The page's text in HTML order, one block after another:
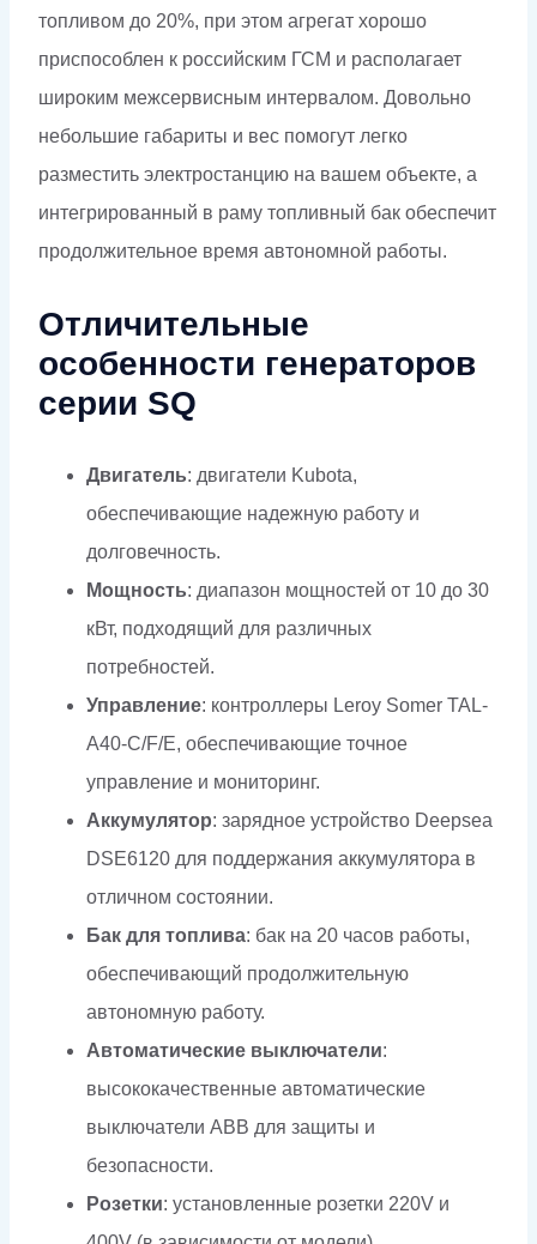
топливом до 20%, при этом агрегат хорошо
приспособлен к российским ГСМ и располагает
широким межсервисным интервалом. Довольно
небольшие габариты и вес помогут легко
разместить электростанцию на вашем объекте, а
интегрированный в раму топливный бак обеспечит
продолжительное время автономной работы.
Отличительные
особенности генераторов
серии SQ
Двигатель: двигатели Kubota,
обеспечивающие надежную работу и
долговечность.
Мощность: диапазон мощностей от 10 до 30
кВт, подходящий для различных
потребностей.
Управление: контроллеры Leroy Somer TAL-
A40-C/F/E, обеспечивающие точное
управление и мониторинг.
Аккумулятор: зарядное устройство Deepsea
DSE6120 для поддержания аккумулятора в
отличном состоянии.
Бак для топлива: бак на 20 часов работы,
обеспечивающий продолжительную
автономную работу.
Автоматические выключатели:
высококачественные автоматические
выключатели ABB для защиты и
безопасности.
Розетки: установленные розетки 220V и